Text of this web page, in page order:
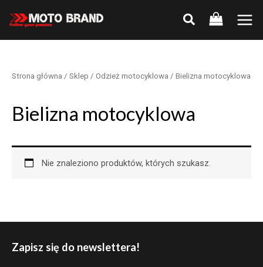
Main
Strona główna / Sklep / Odzież motocyklowa / Bielizna motocyklowa
Bielizna motocyklowa
Nie znaleziono produktów, których szukasz.
Zapisz się do newslettera!